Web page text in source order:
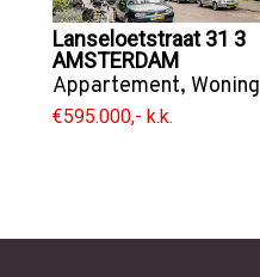
Lanseloetstraat 31 3
AMSTERDAM
Appartement, Woning
€595.000,- k.k.